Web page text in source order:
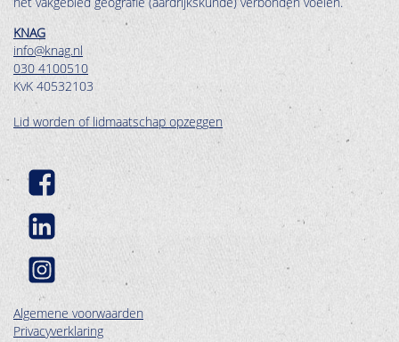
KNAG
info@knag.nl
030 4100510
KvK 40532103
Lid worden of lidmaatschap opzeggen
Algemene voorwaarden
Privacyverklaring